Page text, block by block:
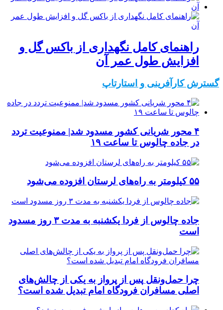
راهنمای کامل نگهداری از باکس گل و
افزایش طول عمر آن
گسترش کارآفرینی و استارتاپ
۴ محور شریانی کشور مسدود شد| ممنوعیت تردد
در جاده چالوس تا ساعت ۱۹
۵۵ کیلومتر به راه‌های لرستان افزوده می‌شود
جاده چالوس از فردا یکشنبه به مدت ۳ روز مسدود
است
چرا حمل‌ونقل پس از پرواز به یکی از چالش‌های
اصلی مسافران فرودگاه امام تبدیل شده است؟